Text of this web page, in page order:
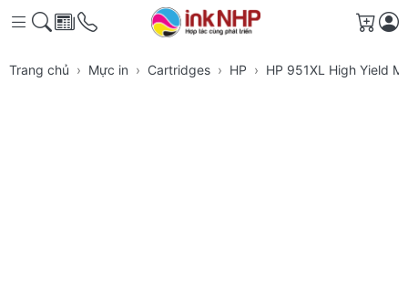
Giỏ
Trang chủ Mực in Cartridges HP HP 951XL High Yield